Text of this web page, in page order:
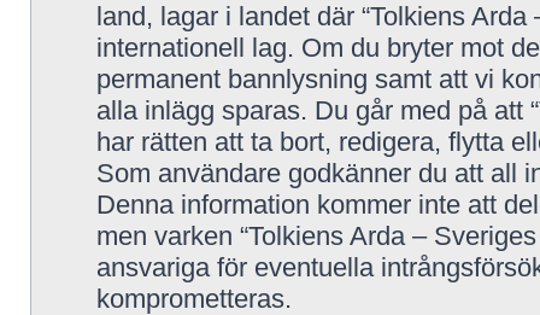
land, lagar i landet där “Tolkiens
internationell lag. Om du bryter mot
permanent bannlysning samt att vi
alla inlägg sparas. Du går med på att
har rätten att ta bort, redigera, flytta
Som användare godkänner du att all
Denna information kommer inte att
men varken “Tolkiens Arda –
ansvariga för eventuella
komprometteras.